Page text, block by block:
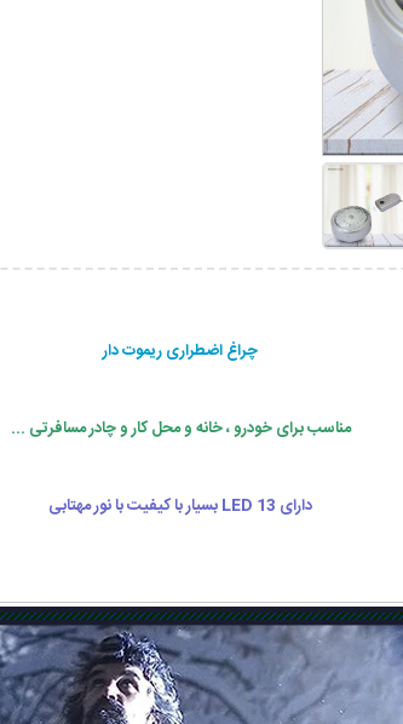
چراغ اضطراری ریموت دار
مناسب برای خودرو ، خانه و محل کار و چادر مسافرتی ...
دارای LED 13 بسیار با کیفیت با نور مهتابی